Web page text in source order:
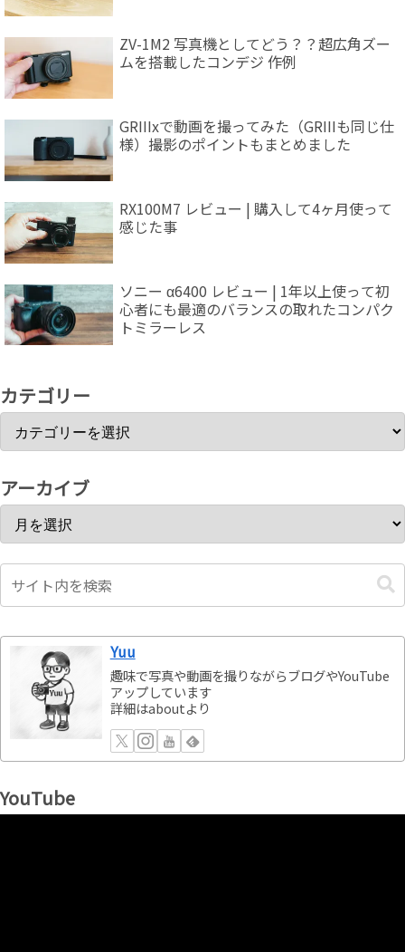
ZV-1M2 写真機としてどう？？超広角ズー
ムを搭載したコンデジ 作例
GRIIIxで動画を撮ってみた（GRIIIも同じ仕
様）撮影のポイントもまとめました
RX100M7 レビュー | 購入して4ヶ月使って
感じた事
ソニー α6400 レビュー | 1年以上使って初
心者にも最適のバランスの取れたコンパク
トミラーレス
カテゴリー
アーカイブ
Yuu
趣味で写真や動画を撮りながらブログやYouTube
アップしています
詳細はaboutより
YouTube